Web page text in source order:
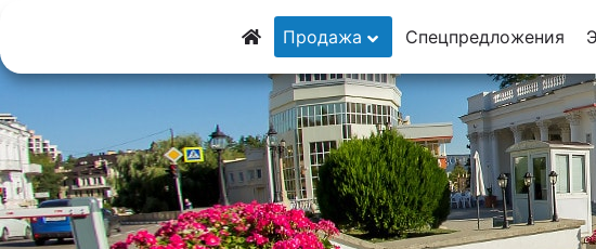
8 (928) 5555-929
8 (928) 3054-111
Продажа Спецпредложения